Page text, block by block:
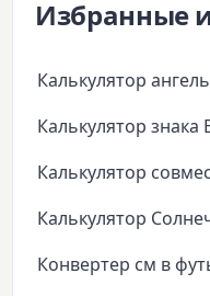
Избранные
Калькулятор
Калькулятор знака
Калькулятор
Калькулятор
Конвертер см в